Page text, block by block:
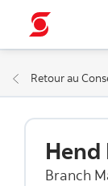
Retour au
Hend
Branch